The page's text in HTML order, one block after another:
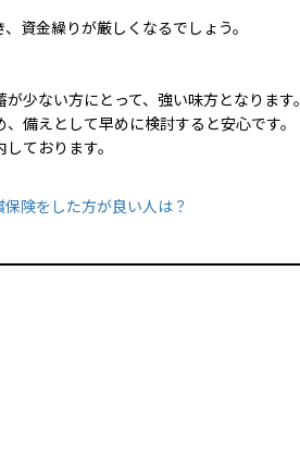
資金繰りが厳しくなるでしょう。
少ない方にとって、強い味方となります。
備えとして早めに検討すると安心です。
ております。
険をした方が良い人は？